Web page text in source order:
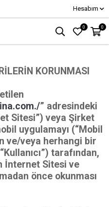
Hesabım
0 0
KORUNMASI
” adresindeki
Sitesi”) veya Şirket
uygulamayı (“Mobil
ve/veya herhangi bir
“Kullanıcı”) tarafından,
İnternet Sitesi ve
önce okunması